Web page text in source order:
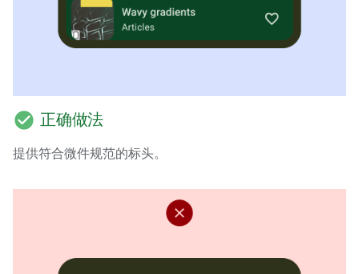
check_circle 正确做法
提供符合微件规范的标头。